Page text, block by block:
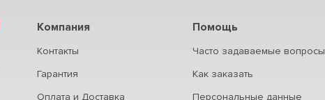
Компания
Контакты
Гарантия
Оплата и Доставка
Помощь
Часто задаваемые вопросы
Как заказать
Персональные данные